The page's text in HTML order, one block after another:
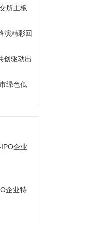
所主板
演精彩回
创驱动出
绿色低
企业
企业特